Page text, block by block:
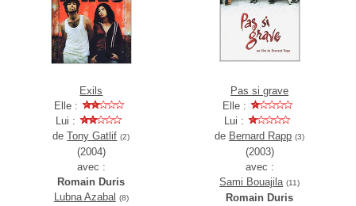
Exils
Elle :
Lui :
deTony Gatlif (2)
(2004)
avec :
Romain Duris
Lubna Azabal (8)
Pas si grave
Elle :
Lui :
de Bernard Rapp (3)
(2003)
avec :
Sami Bouajila (11)
Romain Duris